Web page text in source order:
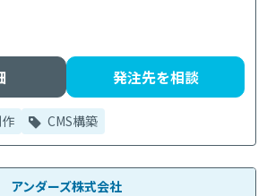
発注先を相談
CMS構築
アンダーズ株式会社